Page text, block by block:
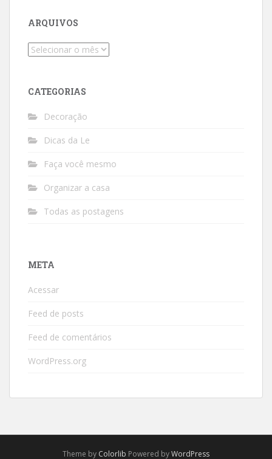
ARQUIVOS
Arquivos
CATEGORIAS
Decoração
Dicas da Le
Faça você mesmo
Organizar a casa
Todas as postagens
META
Acessar
Feed de posts
Feed de comentários
WordPress.org
Theme by Colorlib Powered byWordPress